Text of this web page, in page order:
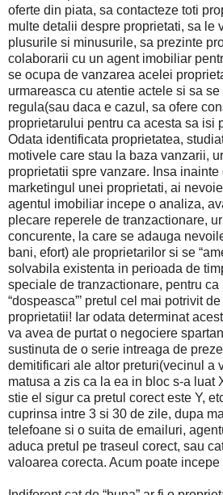
oferte din piata, sa contacteze toti
multe detalii despre proprietati, sa le
plusurile si minusurile, sa prezinte
colaborarii cu un agent imobiliar
se ocupa de vanzarea acelei
urmareasca cu atentie actele si sa
regula(sau daca e cazul, sa ofere
proprietarului pentru ca acesta sa isi
Odata identificata proprietatea,
motivele care stau la baza vanzarii,
proprietatii spre vanzare. Insa
marketingul unei proprietati, ai
agentul imobiliar incepe o analiza,
plecare reperele de tranzactionare,
concurente, la care se adauga
bani, efort) ale proprietarilor si se
solvabila existenta in perioada de
speciale de tranzactionare, pentru ca
“dospeasca”’ pretul cel mai potrivit
proprietatii! Iar odata determinat
va avea de purtat o negociere
sustinuta de o serie intreaga de
demitificari ale altor preturi(vecinul a
matusa a zis ca la ea in bloc s-a luat
stie el sigur ca pretul corect este Y,
cuprinsa intre 3 si 30 de zile, dupa
telefoane si o suita de emailuri,
aduca pretul pe traseul corect, sau
valoarea corecta. Acum poate incepe